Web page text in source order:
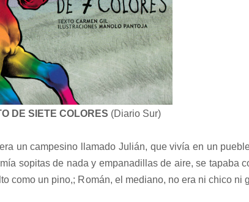
DE SIETE COLORES (Diario Sur)
un campesino llamado Julián, que vivía en un
sopitas de nada y empanadillas de aire, se tapaba
como un pino,; Román, el mediano, no era ni chico